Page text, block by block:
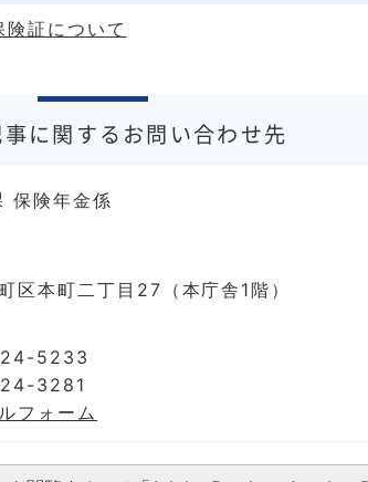
証について
事に関するお問い合わせ先
保険年金係
区本町二丁目27（本庁舎1階）
24-5233
3281
フォーム